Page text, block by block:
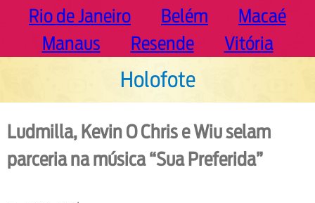
Rio de Janeiro Belém
Macaé
Manaus
Resende Vitória
Holofote
Ludmilla, Kevin O Chris e Wiu selam
parceria na música “Sua Preferida”